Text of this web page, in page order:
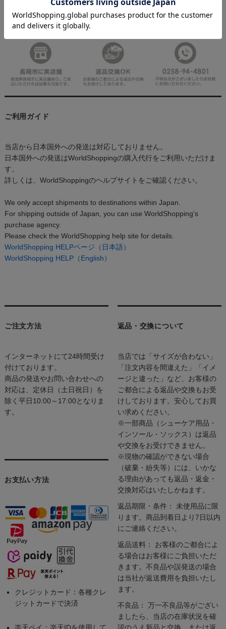
ご利用ガイド
当店から日本国外への発送は対応しておりません。
日本国外への発送はWorldShoppingの購入代行をご利用いただけま
す。
詳しくは、WorldShoppingのヘルプサイトをご確認ください。
We only accept shipments to destinations within Japan.
For shipping outside of Japan, you can use WorldShopping's
purchase agency.
Please check the WorldShopping help site for details.
WorldShopping HELPページ（日本語）
WorldShopping HELP（English）
ご注文方法
インターネットにて24時間受け
付けております。
商品の発送やお問い合わせへの
対応は、定休日（土日祝日）を
除く平日10:00～17:00となりま
す。
お支払い方法
クレジットカード：各種クレ
ジットカードで決済
返品・交換について
当店では「サイズが合わない」
「注文内容を間違えた」「イメ
ージと違った」など、お客様の
ご都合による返品や交換もお受
けしております。安心してお買
い求めください。
※一部商品（シューケア用品・
インソール・ソックス）は返品
や交換をお受けできません。
※現物の確認ができない場合
（破棄・紛失等）には、いかな
る理由があっても返品・返金・
交換対応はいたしかねます。
返品期限・条件： 未使用品に限
ります。商品到着日より7日以内
にご連絡ください。
返品送料： お客様のご都合によ
る場合はお客様にご負担いただ
きます。不良品や誤発送の場合
は当社が返送費用を負担いたし
ます。
不良品： 万一不良品等がござい
ましたら、当店の在庫状況を確